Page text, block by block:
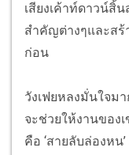
เสียงเค้าท์ดาวน์สิ้
สำคัญต่างๆและสร้
ก่อน
วังเฟยหลงมั่นใจมา
จะช่วยให้งานของ
คือ ‘สายลับล่องหน